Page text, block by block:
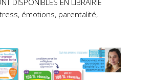
émotions, parentalité,